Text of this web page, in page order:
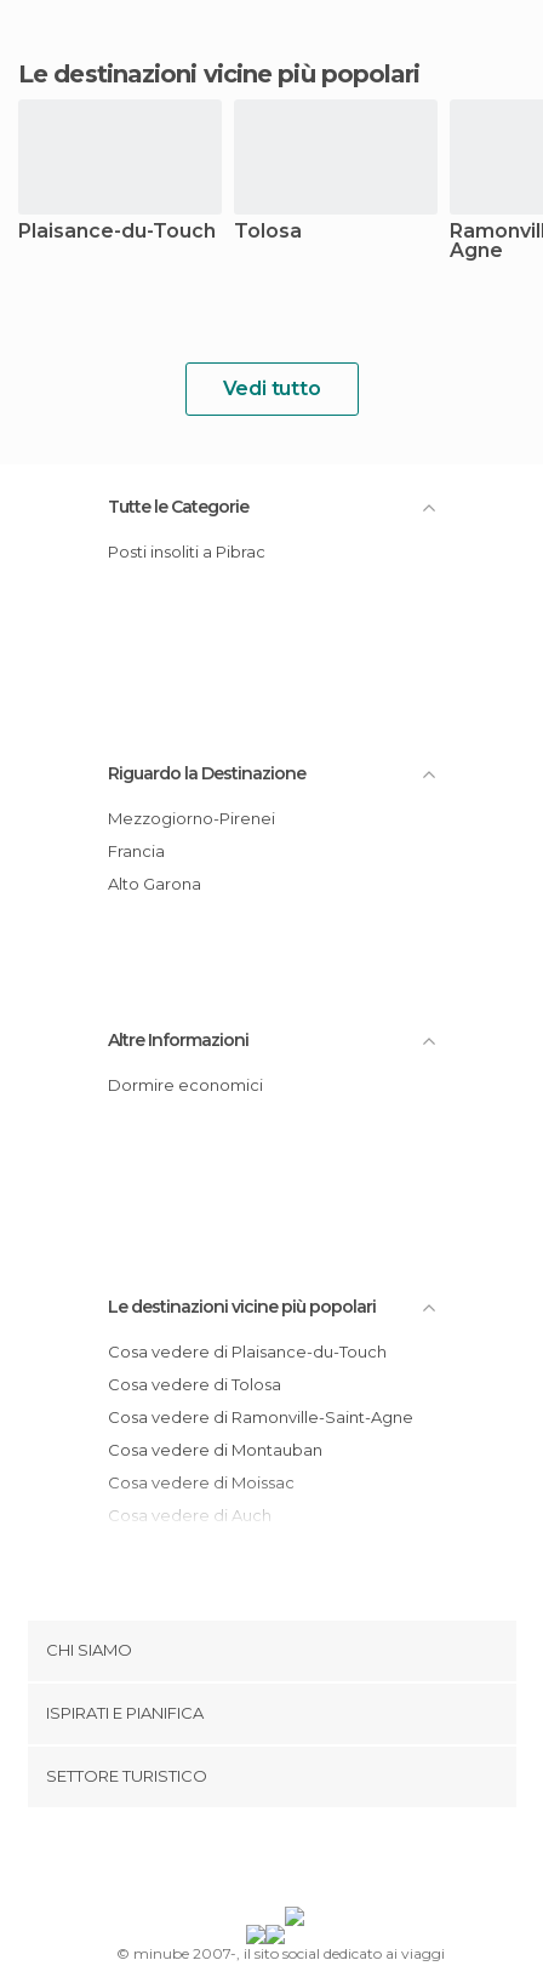
Le destinazioni vicine più popolari
Plaisance-du-Touch Tolosa
Agne
Vedi tutto
Tutte le Categorie
Posti insoliti a Pibrac
Riguardo la Destinazione
Mezzogiorno-Pirenei
Francia
Alto Garona
Altre Informazioni
Dormire economici
Le destinazioni vicine più popolari
Cosa vedere di Plaisance-du-Touch
Cosa vedere di Tolosa
Cosa vedere di Ramonville-Saint-Agne
Cosa vedere di Montauban
Cosa vedere di Moissac
Cosa vedere di Auch
Cosa vedere di Noailles
Cosa vedere di Mirepoix
Cosa vedere di Albi
Cosa vedere di Cahors
Cosa vedere di Auzat
CHI SIAMO
Termini e Condizioni
ISPIRATI E PIANIFICA
SETTORE TURISTICO
© minube 2007-, il sito social dedicato ai viaggi